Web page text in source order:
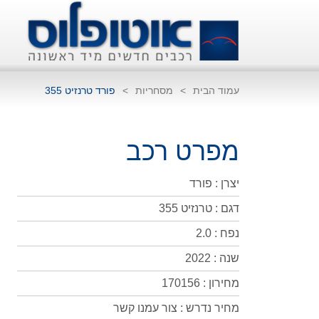
עמוד הבית > מסחריות > פורד טרנזיט 355
מפרט רכב
יצרן : פורד
דגם : טרנזיט 355
נפח : 2.0
שנה : 2022
מחירון : 170156
מחיר נדרש : צור עמנו קשר